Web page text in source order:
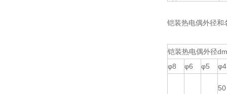
铠装热电偶外径和
铠装热电偶外径
φ8
φ6 φ5 φ4
50